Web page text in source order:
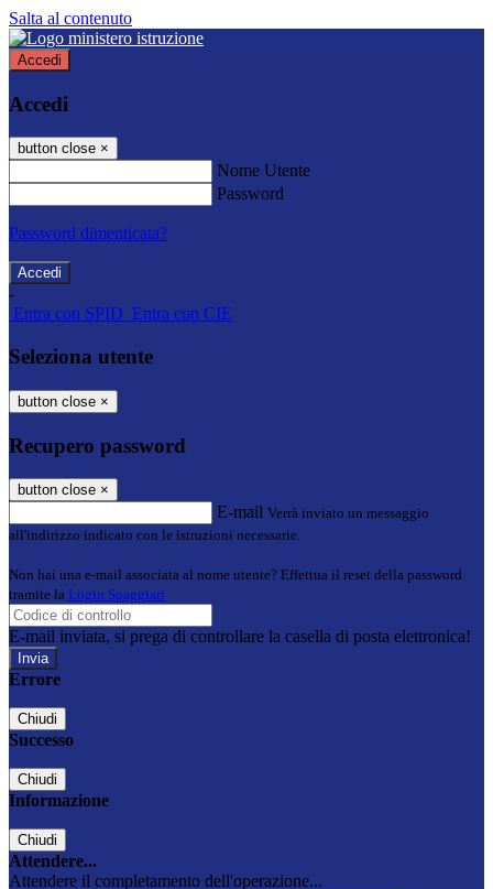
Salta al contenuto
Accedi
Accedi
button close ×
Nome Utente
Password
Password dimenticata?
-
Entra con SPID Entra con CIE
Seleziona utente
button close ×
Recupero password
button close ×
E-mail Verrà inviato un messaggio
all'indirizzo indicato con le istruzioni necessarie.
Non hai una e-mail associata al nome utente? Effettua il reset della password
tramite la Login Spaggiari
E-mail inviata, si prega di controllare la casella di posta elettronica!
Errore
Chiudi
Successo
Chiudi
Informazione
Chiudi
Attendere...
Attendere il completamento dell'operazione...